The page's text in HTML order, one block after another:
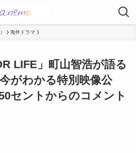
海外ドラマ
LIFE」町山智浩が語る
がわかる特別映像公
セントからのコメント